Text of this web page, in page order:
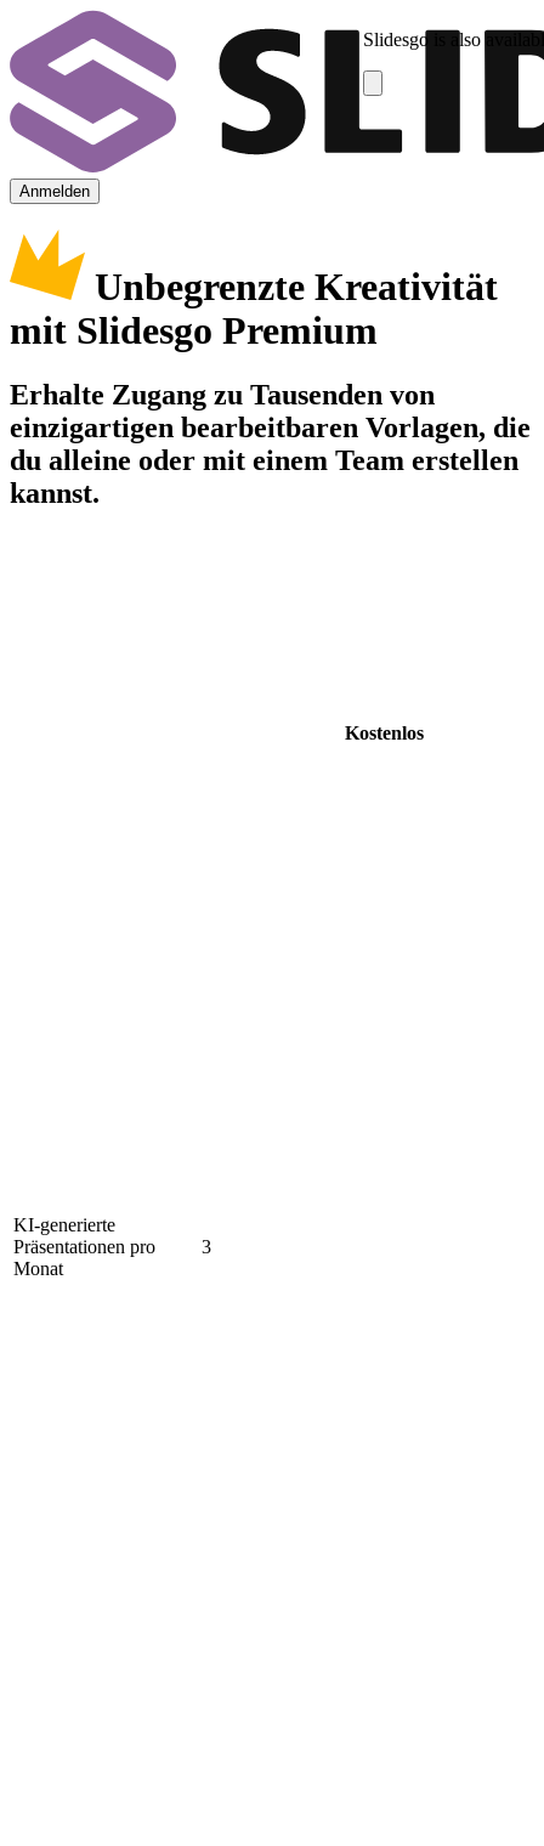
Slidesgo is also
Anmelden
Unbegrenzte Kreativität
mit Slidesgo Premium
Erhalte Zugang zu Tausenden von
einzigartigen bearbeitbaren Vorlagen, die
du alleine oder mit einem Team erstellen
kannst.
Kostenlos
KI-generierte
Präsentationen pro
Monat
3